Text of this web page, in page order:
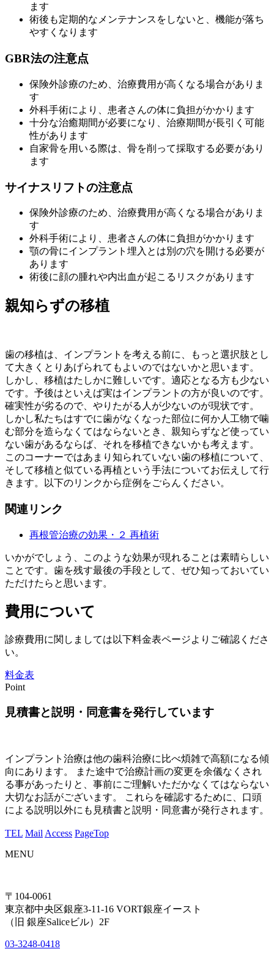
ます
術後も定期的なメンテナンスをしないと、機能が落ち
やすくなります
GBR法の注意点
保険外診療のため、治療費用が高くなる場合がありま
す
外科手術により、患者さんの体に負担がかかります
十分な治癒期間が必要になり、治療期間が長引く可能
性があります
自家骨を用いる際は、骨を削って採取する必要があり
ます
サイナスリフトの注意点
保険外診療のため、治療費用が高くなる場合がありま
す
外科手術により、患者さんの体に負担がかかります
顎の骨にインプラント埋入とは別の穴を開ける必要が
あります
術後に顔の腫れや内出血が起こるリスクがあります
親知らずの移植
歯の移植は、インプラントを考える前に、もっと選択肢とし
て大きくとりあげられてもよいのではないかと思います。
しかし、移植はたしかに難しいです。適応となる方も少ない
です。予後はといえば実はインプラントの方が良いのです。
確実性が劣るので、やりたがる人が少ないのが現状です。
しかし私たちはすでに歯がなくなった部位に何か人工物で噛
む部分を造らなくてはならないとき、親知らずなど使ってい
ない歯があるならば、それを移植できないかも考えます。
このコーナーではあまり知られていない歯の移植について、
そして移植と似ている再植という手法についてお伝えして行
きます。以下のリンクから症例をごらんください。
関連リンク
再根管治療の効果・２ 再植術
いかがでしょう、このような効果が現れることは素晴らしい
ことです。歯を残す最後の手段として、ぜひ知っておいてい
ただけたらと思います。
費用について
診療費用に関しましては以下料金表ページよりご確認くださ
い。
料金表
Point
見積書と説明・同意書を発行しています
インプラント治療は他の歯科治療に比べ煩雑で高額になる傾
向にあります。 また途中で治療計画の変更を余儀なくされ
る事があったりと、事前にご理解いただかなくてはならない
大切なお話がございます。 これらを確認するために、口頭
による説明以外にも見積書と説明・同意書が発行されます。
TEL Mail Access PageTop
MENU
〒104-0061
東京都中央区銀座3-11-16 VORT銀座イースト
（旧 銀座Saliceビル）2F
03-3248-0418